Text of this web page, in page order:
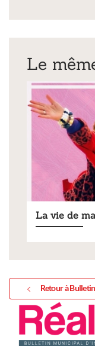
Le
La vie de
Retour à